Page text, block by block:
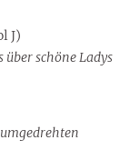
J)
schöne Ladys